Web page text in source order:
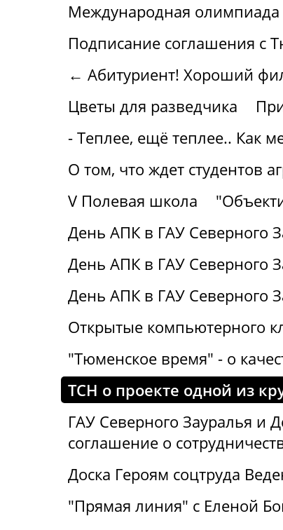
Международная олимпиада
Подписание соглашения с
← Абитуриент! Хороший
Цветы для разведчика
- Теплее, ещё теплее.. Как
О том, что ждет студентов
V Полевая школа
День АПК в ГАУ Северного
День АПК в ГАУ Северного
День АПК в ГАУ Северного
Открытые компьютерного
"Тюменское время" - о
ТСН о проекте одной из
ГАУ Северного Зауралья
соглашение о
Доска Героям соцтруда
"Прямая линия" с Еленой